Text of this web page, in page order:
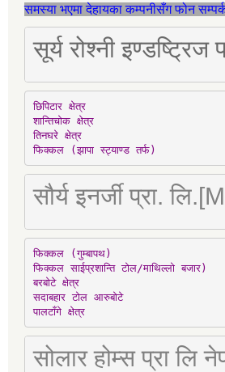
समस्या भएमा देहायका कम्पनीसँग फोन
सूर्य रोश्नी
छिपिटार क्षेत्र
शान्तिचोक क्षेत्र
तिनघरे क्षेत्र
फिक्कल (झापा स्ट्याण्ड तर्फ)
सौर्य इनर्जी प्रा.
फिक्कल (गुम्बापथ)
फिक्कल साईप्रशान्ति टोल/माथिल्लो बजार)
बरबोटे क्षेत्र
सदाबहार टोल आरुबोटे
पालटाँगे क्षेत्र
सोलार होम्स प्रा